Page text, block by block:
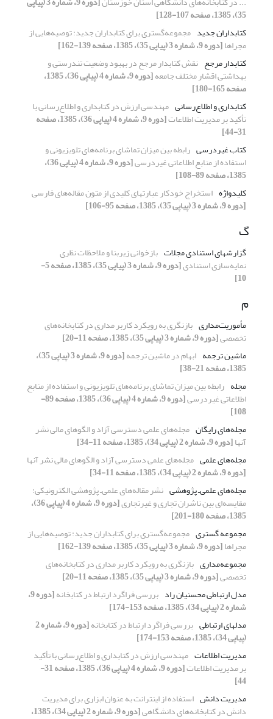
35)، 1385، صفحه 107-128]
کتابداران جدید مجموعه‌گستری برای کتابداران جدید: توصیه‌هایی از
مجراها[دوره 9، شماره 3 (پیاپی 35)، 1385، صفحه 139-162]
کتابدار مرجع نقش کتابدار مرجع در بهبود وضعیت تندرستی و
بهداشتی اقشار مختلف جامعه [دوره 9، شماره 4 (پیاپی 36)، 1385،
صفحه 165-180]
کتابداری و اطلاع‌رسانی مهندسی ارزش در کتابداری و اطلاع‌رسانی با
تأکید بر مدیریت اطلاعات [دوره 9، شماره 4 (پیاپی 36)، 1385، صفحه
31-44]
کتاب غیردرسی رابطه بین میزان تماشای برنامه‌های تلویزیونی و
استفاده از منابع اطلاعاتی غیردرسی [دوره 9، شماره 4 (پیاپی 36)،
1385، صفحه 89-108]
کلیدواژه استخراج خودکار عبارتهای کلیدی از متون مقاله‌های فارسی
[دوره 9، شماره 3 (پیاپی 35)، 1385، صفحه 95-106]
گ
گزارشهای استنادی مجلات بازخوانی زیربنا و ملاحظات نظری
نمایه‌سازی استنادی [دوره 9، شماره 3 (پیاپی 35)، 1385، صفحه 5-
10]
م
مأموریت‌مداری بازنگری به رویکرد کاربر مداری در کتابخانه‌های
تخصصی[دوره 9، شماره 3 (پیاپی 35)، 1385، صفحه 11-20]
ماشین ترجمه ابهام در ماشین ترجمه [دوره 9، شماره 3 (پیاپی 35)،
1385، صفحه 21-38]
مجله رابطه بین میزان تماشای برنامه‌های تلویزیونی و استفاده از منابع
اطلاعاتی غیردرسی [دوره 9، شماره 4 (پیاپی 36)، 1385، صفحه 89-
108]
مجله‌های رایگان مجله‌های علمی دسترسی آزاد و الگوهای مالی نشر
آنها[دوره 9، شماره 2 (پیاپی 34)، 1385، صفحه 11-34]
مجله‌های علمی مجله‌های علمی دسترسی آزاد و الگوهای مالی نشر آنها
[دوره 9، شماره 2 (پیاپی 34)، 1385، صفحه 11-34]
مجله‌های علمی‌ـ پژوهشی نشر مقاله‌های علمی‌ـ پژوهشی الکترونیکی:
مقایسه‌ای بین ناشران تجاری و غیرتجاری [دوره 9، شماره 4 (پیاپی 36)،
1385، صفحه 180-201]
مجموعه گستری مجموعه‌گستری برای کتابداران جدید: توصیه‌هایی از
مجراها[دوره 9، شماره 3 (پیاپی 35)، 1385، صفحه 139-162]
مجموعه‌مداری بازنگری به رویکرد کاربر مداری در کتابخانه‌های
تخصصی[دوره 9، شماره 3 (پیاپی 35)، 1385، صفحه 11-20]
مدل ارتباطی محسنیان راد بررسی فراگرد ارتباط در کتابخانه [دوره 9،
شماره 2 (پیاپی 34)، 1385، صفحه 153-174]
مدلهای ارتباطی بررسی فراگرد ارتباط در کتابخانه [دوره 9، شماره 2
(پیاپی 34)، 1385، صفحه 153-174]
مدیریت اطلاعات مهندسی ارزش در کتابداری و اطلاع‌رسانی با تأکید
بر مدیریت اطلاعات [دوره 9، شماره 4 (پیاپی 36)، 1385، صفحه 31-
44]
مدیریت دانش استفاده از اینترانت به عنوان ابزاری برای مدیریت
دانش در کتابخانه‌های دانشگاهی [دوره 9، شماره 2 (پیاپی 34)، 1385،